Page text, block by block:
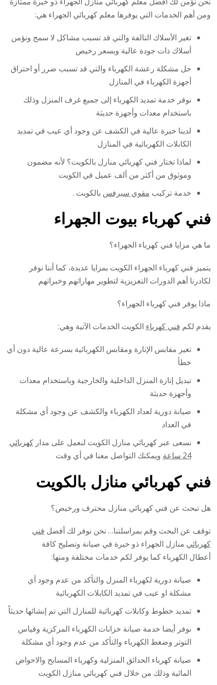
ومن أهم الخدمات التي يوفرها معلم كهربائي الجهراء هي:
تغير الأسلاك التالفة والتي قد تسبب مشاكل لا سمح ونؤمن
أسلاك ذات جودة عالية وبسعر رخيص
حل مشكلة رعشة الكهرباء والتي قد تسبب ضرر أو احتراق
أجهزة الكهرباء في المنازل
نوفر خدمة تمديد الكهرباء إلى جميع غرف المنزل وذلك
باستخدام معدات وأجهزة حديثة
لدينا خبرة عالية في الكشف عن وجود أي عيب في تمديد
الكابلات الكهربائية في المنازل
لماذا تختار فني كهربائي منازل بالكويت؟ لأنه مضمون
وموثوق من أكثر من ألف عميل في الكويت
خدمة تركيب مقوي سيرفس بالكويت .
فني كهرباء بيوت الجهراء
ما هي مزايا فني كهرباء الجهراء؟
يتميز فني كهرباء الجهراء الكويت بمزايا عديدة، كما أننا نوفر
لكادرنا أهم الدورات التعزيزية لتطوير مهاراتهم وخبراتهم
ماذا يوفر فني كهرباء الجهراء؟
يقدم لكم فني كهرباء الكويت الخدمات الآتية وهي:
تغير مقابس الإنارة ومقابس الكهربائية بسرعة عالية دون أي
خطأ
تبديل إنارة المنزل الداخلية والخارجية وباستخدام معدات
وأجهزة حديثة
صيانة دورية لعداد الكهرباء والكشف عن وجود أي مشكلة
في العداد
نسعى عبر كهربائي منازل الكويت لنعمل على مداركهربائي
24 ساعة
ويمكنك التواصل معنا في أي وقت
فني كهربائي منازل بالكويت
هل تبحث عن فني كهربائي منازل محترف ورخيص؟
توقف عن البحث وقم بمراسلتنا… نحن نوفر لك أفضل فني
كهربائي منازل الجهراء ذو خبرة في صيانة وتصليح كافة
أعطال الكهرباء كما يوفر لكم خدمات مختلفة ومنها:
صيانة دورية لكهرباء المنزل والتأكد من عدم وجود أي
مشكلة او عيب في تمديد الكابلات الكهربائية
تمديد خطوط وكابلات كهربائية للمنازل التي تم إنشائها حديثاً
نوفر أيضا خدمة صيانة خزانات الكهرباء المركزية وقياس
التوتر وضغط الكهرباء والتأكد من عدم وجود أي مشكلة
صيانة كهرباء الحدائق المنزلية وكهرباء المسابح والاحواض
المائية وذلك من خلال فني كهربائي منازل الكويت